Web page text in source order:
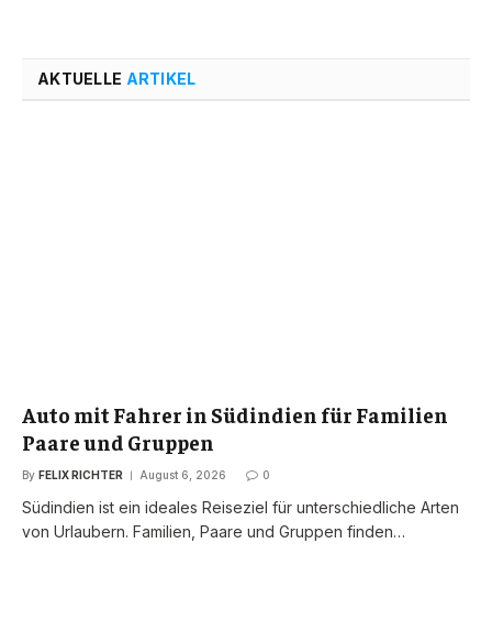
AKTUELLE ARTIKEL
Auto mit Fahrer in Südindien für Familien
Paare und Gruppen
By FELIX RICHTER August 6, 2026 0
Südindien ist ein ideales Reiseziel für unterschiedliche Arten
von Urlaubern. Familien, Paare und Gruppen finden…